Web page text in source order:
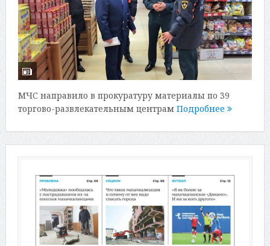
МЧС направило в прокуратуру материалы по 39
торгово-развлекательным центрам Подробнее